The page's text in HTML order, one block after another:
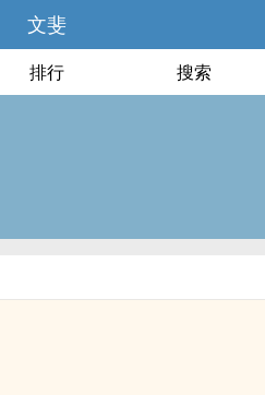
文斐
排行 搜索